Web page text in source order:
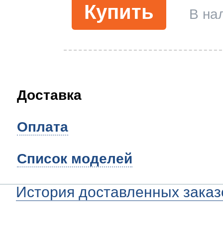
Купить В
Доставка
Оплата
Список моделей
История доставленных